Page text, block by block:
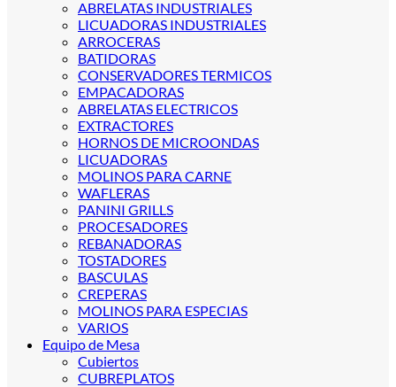
ABRELATAS INDUSTRIALES
LICUADORAS INDUSTRIALES
ARROCERAS
BATIDORAS
CONSERVADORES TERMICOS
EMPACADORAS
ABRELATAS ELECTRICOS
EXTRACTORES
HORNOS DE MICROONDAS
LICUADORAS
MOLINOS PARA CARNE
WAFLERAS
PANINI GRILLS
PROCESADORES
REBANADORAS
TOSTADORES
BASCULAS
CREPERAS
MOLINOS PARA ESPECIAS
VARIOS
Equipo de Mesa
Cubiertos
CUBREPLATOS